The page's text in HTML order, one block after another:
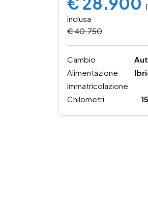
inclusa
€ 40.750
Cambio
Alimentazione
Immatricolazione
Chilometri